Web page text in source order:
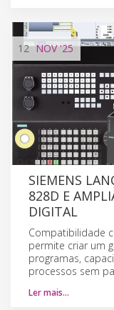
12 NOV'25
SIEMENS
828D E
DIGITAL
Compatibilidade
permite criar um
programas,
processos sem
Ler mais…